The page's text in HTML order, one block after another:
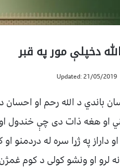
دخپلې مور په قبر
Updated: 21/05/2019
باندي د الله رحم او
او هغه ذات دی چې خندول
داراز په ژړا سره له دردمنو
لرو او ونشو کولی د کوم